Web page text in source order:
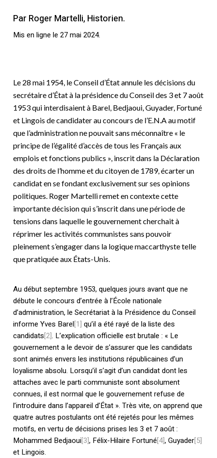
Par Roger Martelli, Historien.
Mis en ligne le 27 mai 2024.
Le 28 mai 1954, le Conseil d’État annule les décisions du
secrétaire d’État à la présidence du Conseil des 3 et 7 août
1953 qui interdisaient à Barel, Bedjaoui, Guyader, Fortuné
et Lingois de candidater au concours de l’E.N.A au motif
que l’administration ne pouvait sans méconnaître « le
principe de l’égalité d’accès de tous les Français aux
emplois et fonctions publics », inscrit dans la Déclaration
des droits de l’homme et du citoyen de 1789, écarter un
candidat en se fondant exclusivement sur ses opinions
politiques. Roger Martelli remet en contexte cette
importante décision qui s’inscrit dans une période de
tensions dans laquelle le gouvernement cherchait à
réprimer les activités communistes sans pouvoir
pleinement s’engager dans la logique maccarthyste telle
que pratiquée aux États-Unis.
Au début septembre 1953, quelques jours avant que ne
débute le concours d’entrée à l’École nationale
d’administration, le Secrétariat à la Présidence du Conseil
informe Yves Barel[1] qu’il a été rayé de la liste des
candidats[2]. L’explication officielle est brutale : « Le
gouvernement a le devoir de s’assurer que les candidats
sont animés envers les institutions républicaines d’un
loyalisme absolu. Lorsqu’il s’agit d’un candidat dont les
attaches avec le parti communiste sont absolument
connues, il est normal que le gouvernement refuse de
l’introduire dans l’appareil d’État ». Très vite, on apprend que
quatre autres postulants ont été rejetés pour les mêmes
motifs, en vertu de décisions prises les 3 et 7 août :
Mohammed Bedjaoui[3], Félix-Hilaire Fortuné[4], Guyader[5]
et Lingois.